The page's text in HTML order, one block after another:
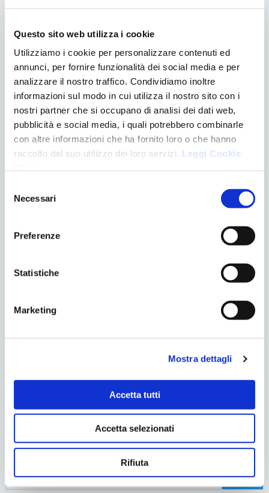
Questo sito web utilizza i cookie
Utilizziamo i cookie per personalizzare contenuti ed
annunci, per fornire funzionalità dei social media e per
analizzare il nostro traffico. Condividiamo inoltre
informazioni sul modo in cui utilizza il nostro sito con i
nostri partner che si occupano di analisi dei dati web,
pubblicità e social media, i quali potrebbero combinarle
con altre informazioni che ha fornito loro o che hanno
raccolto dal suo utilizzo dei loro servizi. Leggi Cookie
delNecessari
Preferenze
Statistiche
Marketing
Mostra dettagli
Accetta tutti
Accetta selezionati
Rifiuta
CONTATTACI
Form
Cognome*
Email*
Motivo del contatto
Accettazione GDPR*
Invia